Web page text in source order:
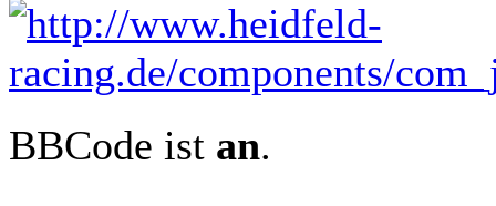
BBCode ist an.